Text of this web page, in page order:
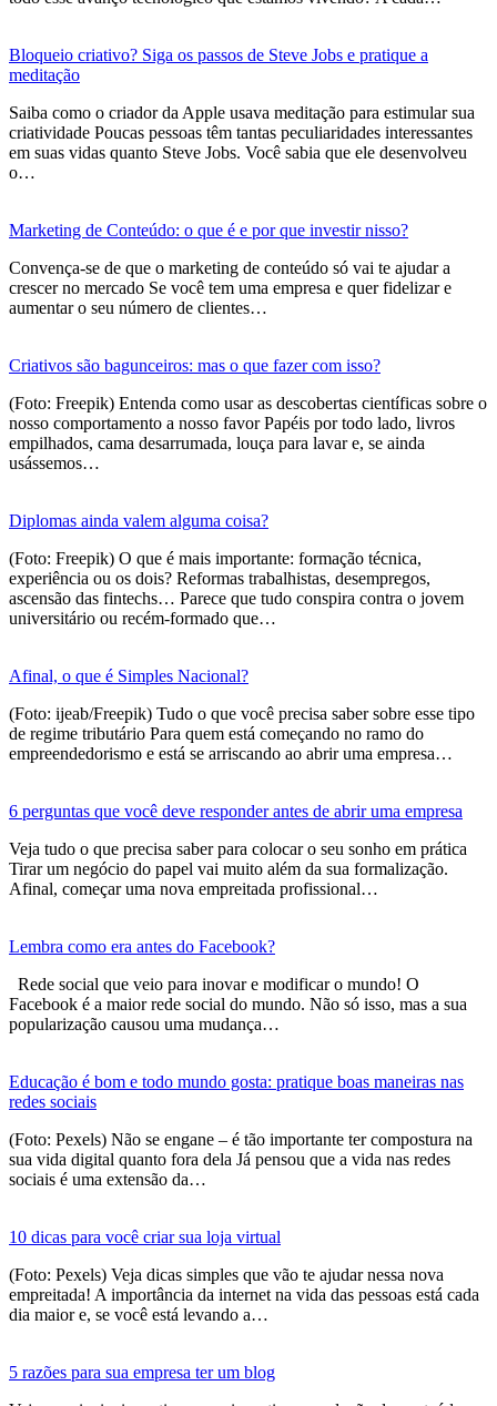
Bloqueio criativo? Siga os passos de Steve Jobs e pratique a
meditação
Saiba como o criador da Apple usava meditação para estimular sua
criatividade Poucas pessoas têm tantas peculiaridades interessantes
em suas vidas quanto Steve Jobs. Você sabia que ele desenvolveu
o…
Marketing de Conteúdo: o que é e por que investir nisso?
Convença-se de que o marketing de conteúdo só vai te ajudar a
crescer no mercado Se você tem uma empresa e quer fidelizar e
aumentar o seu número de clientes…
Criativos são bagunceiros: mas o que fazer com isso?
(Foto: Freepik) Entenda como usar as descobertas científicas sobre o
nosso comportamento a nosso favor Papéis por todo lado, livros
empilhados, cama desarrumada, louça para lavar e, se ainda
usássemos…
Diplomas ainda valem alguma coisa?
(Foto: Freepik) O que é mais importante: formação técnica,
experiência ou os dois? Reformas trabalhistas, desempregos,
ascensão das fintechs… Parece que tudo conspira contra o jovem
universitário ou recém-formado que…
Afinal, o que é Simples Nacional?
(Foto: ijeab/Freepik) Tudo o que você precisa saber sobre esse tipo
de regime tributário Para quem está começando no ramo do
empreendedorismo e está se arriscando ao abrir uma empresa…
6 perguntas que você deve responder antes de abrir uma empresa
Veja tudo o que precisa saber para colocar o seu sonho em prática
Tirar um negócio do papel vai muito além da sua formalização.
Afinal, começar uma nova empreitada profissional…
Lembra como era antes do Facebook?
Rede social que veio para inovar e modificar o mundo! O
Facebook é a maior rede social do mundo. Não só isso, mas a sua
popularização causou uma mudança…
Educação é bom e todo mundo gosta: pratique boas maneiras nas
redes sociais
(Foto: Pexels) Não se engane – é tão importante ter compostura na
sua vida digital quanto fora dela Já pensou que a vida nas redes
sociais é uma extensão da…
10 dicas para você criar sua loja virtual
(Foto: Pexels) Veja dicas simples que vão te ajudar nessa nova
empreitada! A importância da internet na vida das pessoas está cada
dia maior e, se você está levando a…
5 razões para sua empresa ter um blog